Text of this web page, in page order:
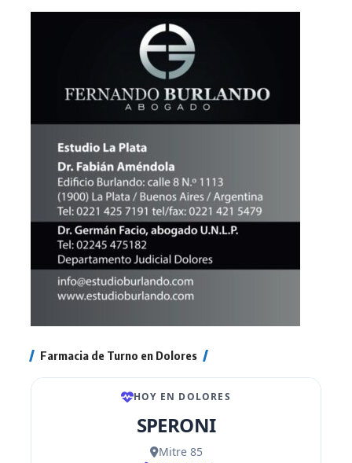
Farmacia de Turno en Dolores